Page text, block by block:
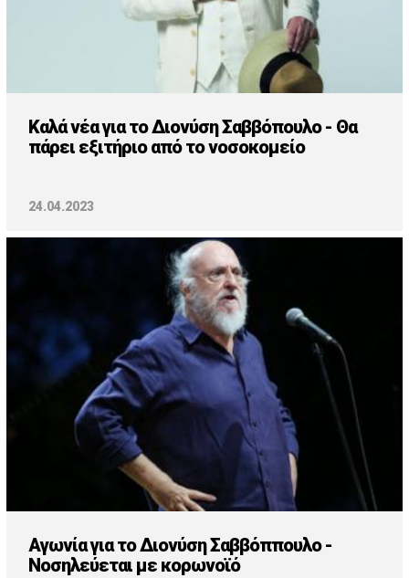
Καλά νέα για το Διονύση Σαββόπουλο - Θα
πάρει εξιτήριο από το νοσοκομείο
24.04.2023
Αγωνία για το Διονύση Σαββόππουλο -
Νοσηλεύεται με κορωνοϊό